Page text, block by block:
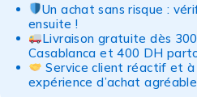
Un achat sans risque :
ensuite !
Livraison gratuite dès
Casablanca et 400 DH
Service client réactif et à
expérience d’achat